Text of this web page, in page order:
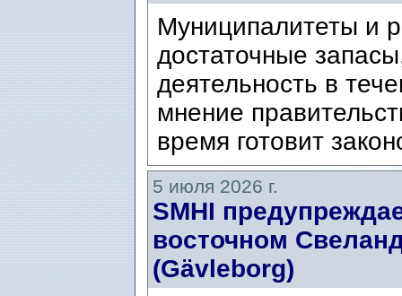
Муниципалитеты и
достаточные
деятельность в
мнение
время готовит
5 июля 2026 г.
SMHI
восточном
(Gävleborg)